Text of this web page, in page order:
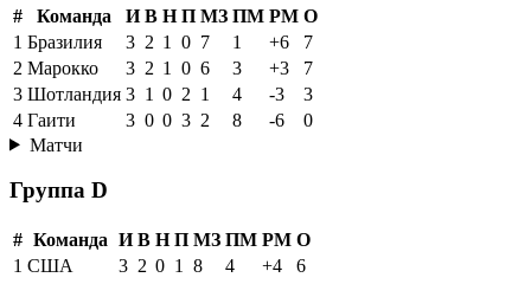
# Команда И В Н П МЗ ПМ РМ О
1 Бразилия 3 2 1 0 7 1 +6
7
2 Марокко 3 2 1 0 6 3 +3
7
3 Шотландия 3 1 0 2 1 4 -3
3
4 Гаити 3 0 0 3 2 8 -6
0
Матчи
Группа D
# Команда И В Н П МЗ ПМ РМ О
1 США 3 2 0 1 8 4 +4
6